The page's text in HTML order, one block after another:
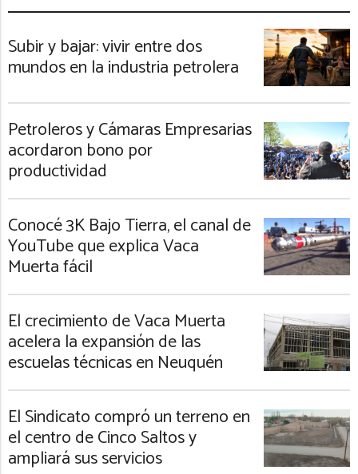
Subir y bajar: vivir entre dos
mundos en la industria petrolera
Petroleros y Cámaras Empresarias
acordaron bono por
productividad
Conocé 3K Bajo Tierra, el canal de
YouTube que explica Vaca
Muerta fácil
El crecimiento de Vaca Muerta
acelera la expansión de las
escuelas técnicas en Neuquén
El Sindicato compró un terreno en
el centro de Cinco Saltos y
ampliará sus servicios